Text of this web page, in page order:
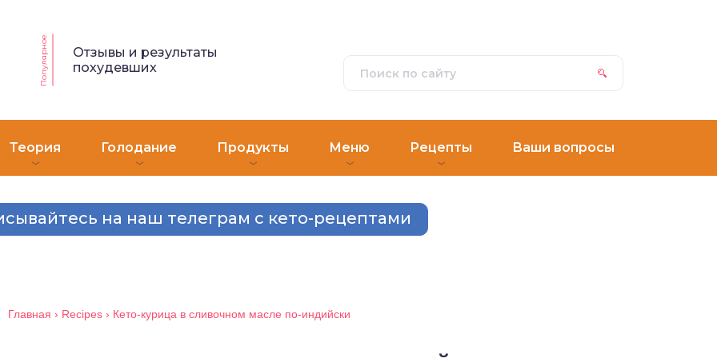
Популярное
Отзывы и результаты
похудевших
Теория Голодание Продукты Меню Рецепты Ваши вопросы
на наш телеграм с кето-рецептами
Главная › Recipes › Кето-курица в сливочном масле по-индийски